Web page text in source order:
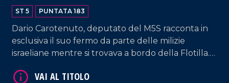
ST 5 PUNTATA 183
Dario Carotenuto, deputato del M5S racconta in
esclusiva il suo fermo da parte delle milizie
israeliane mentre si trovava a bordo della Flotilla.
Bossio, per fare il punto su quanto ancora sta
VAI AL TITOLO